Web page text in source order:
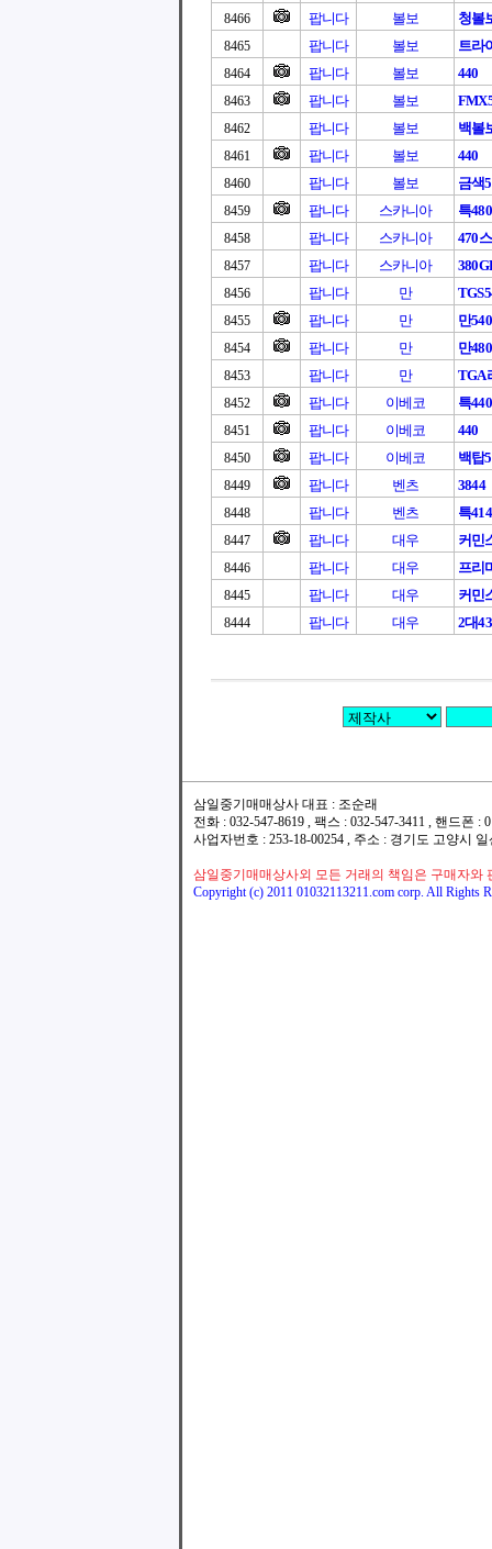
8466 팝니다 볼보 청볼
8465 팝니다 볼보 트라
8464 팝니다 볼보 440
8463 팝니다 볼보
8462 팝니다 볼보 백볼
8461 팝니다 볼보 440
8460 팝니다 볼보 금색
8459 팝니다 스카니아 특480
8458 팝니다 스카니아 470
8457 팝니다 스카니아
8456 팝니다 만
8455 팝니다 만 만540
8454 팝니다 만 만480
8453 팝니다 만 TGA
8452 팝니다 이베코 특440
8451 팝니다 이베코 440
8450 팝니다 이베코 백탑
8449 팝니다 벤츠 3844
8448 팝니다 벤츠 특
8447 팝니다 대우 커민
8446 팝니다 대우 프리
8445 팝니다 대우 커민
8444 팝니다 대우 2대
삼일중기매매상사 대표 : 조순래
전화 : 032-547-8619 , 팩스 : 032-547-3411 , 핸드폰
사업자번호 : 253-18-00254 , 주소 : 경기도 고양시
삼일중기매매상사외 모든 거래의 책임은 구매자와
Copyright (c) 2011 01032113211.com corp. All Rights